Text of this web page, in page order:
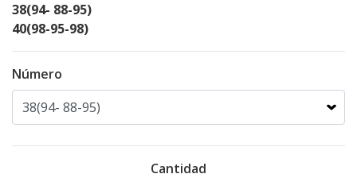
38(94- 88-95)
40(98-95-98)
Número
Cantidad